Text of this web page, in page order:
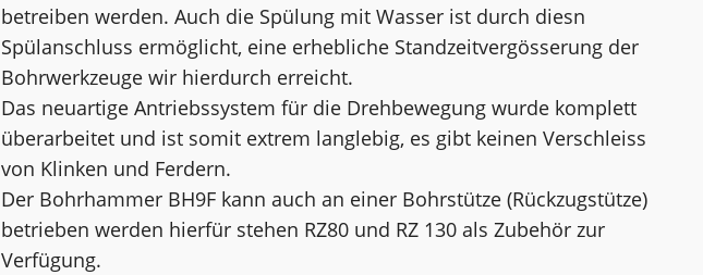
betreiben werden. Auch die Spülung mit Wasser ist durch diesn
Spülanschluss ermöglicht, eine erhebliche Standzeitvergösserung der
Bohrwerkzeuge wir hierdurch erreicht.
Das neuartige Antriebssystem für die Drehbewegung wurde komplett
überarbeitet und ist somit extrem langlebig, es gibt keinen Verschleiss
von Klinken und Ferdern.
Der Bohrhammer BH9F kann auch an einer Bohrstütze (Rückzugstütze)
betrieben werden hierfür stehen RZ80 und RZ 130 als Zubehör zur
Verfügung.